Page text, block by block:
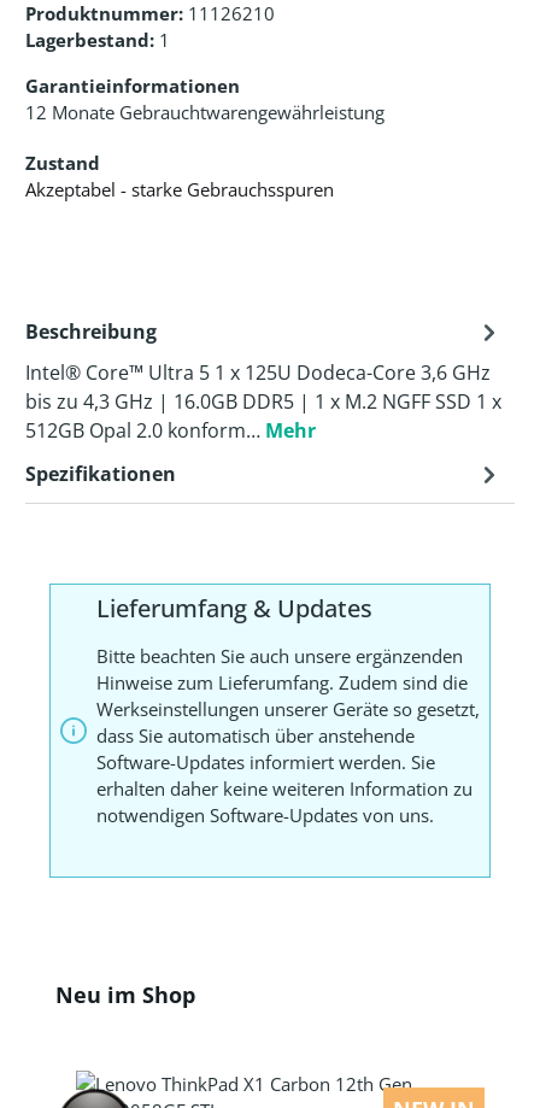
Produktnummer: 11126210
Lagerbestand: 1
Garantieinformationen
12 Monate Gebrauchtwarengewährleistung
Zustand
Akzeptabel - starke Gebrauchsspuren
Beschreibung
Intel® Core™ Ultra 5 1 x 125U Dodeca-Core 3,6 GHz
bis zu 4,3 GHz | 16.0GB DDR5 | 1 x M.2 NGFF SSD 1 x
512GB Opal 2.0 konform… Mehr
Spezifikationen
Lieferumfang & Updates
Bitte beachten Sie auch unsere ergänzenden
Hinweise zum Lieferumfang. Zudem sind die
Werkseinstellungen unserer Geräte so gesetzt,
dass Sie automatisch über anstehende
Software-Updates informiert werden. Sie
erhalten daher keine weiteren Information zu
notwendigen Software-Updates von uns.
Produktgalerie überspringen
Neu im Shop